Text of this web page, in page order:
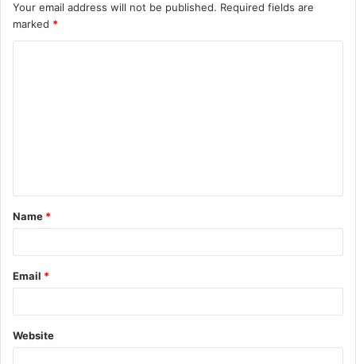
Your email address will not be published. Required fields are
marked *
t
*
Name *
Email *
Website